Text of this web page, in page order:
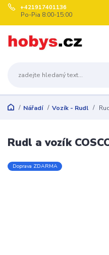
+421917401136
Po-Pia 8:00-15:00
Nářadí Vozík - Rudl
Rudl a vozík
Doprava ZDARMA